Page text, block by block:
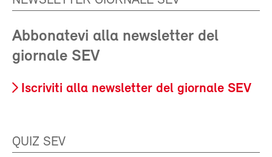
Abbonatevi alla newsletter del
giornale SEV
Iscriviti alla newsletter del giornale SEV
QUIZ SEV